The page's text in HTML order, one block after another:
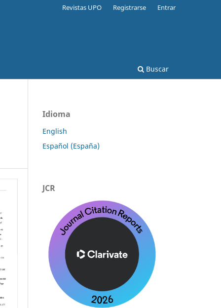
Buscar
Revistas UPO Registrarse Entrar
Idioma
English
Español (España)
JCR